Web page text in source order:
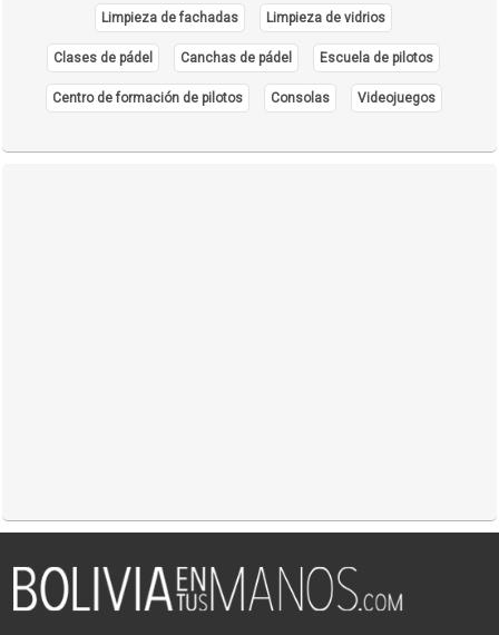
Limpieza de fachadas Limpieza de vidrios
Clases de pádel Canchas de pádel Escuela de pilotos
Centro de formación de pilotos Consolas Videojuegos